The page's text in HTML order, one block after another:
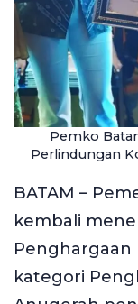
Pemko
Perlindungan
BATAM –
kembali
Penghargaan
kategori